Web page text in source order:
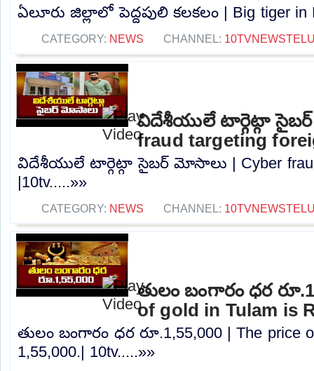
ఏలూరు జిల్లాలో పెద్దపులి కలకలం | Big tiger in
CATEGORY: NEWS CHANNEL:
విదేశీయులే టార్గెట్గా
fraud targeting
విదేశీయులే టార్గెట్గా సైబర్ మోసాలు | Cyber ​​fraud
|10tv.....»»
CATEGORY: NEWS CHANNEL:
తులం బంగారం ధర
of gold in Tulam is
తులం బంగారం ధర రూ.1,55,000 | The price
1,55,000.| 10tv.....»»